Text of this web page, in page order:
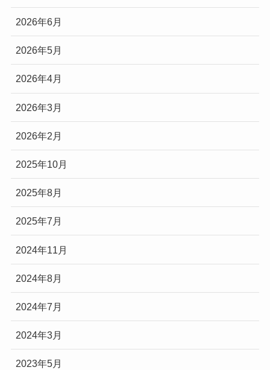
2026年6月
2026年5月
2026年4月
2026年3月
2026年2月
2025年10月
2025年8月
2025年7月
2024年11月
2024年8月
2024年7月
2024年3月
2023年5月